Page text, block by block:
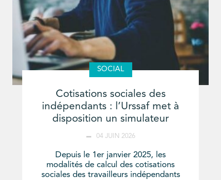
SOCIAL
Cotisations sociales des
indépendants : l’Urssaf met à
disposition un simulateur
04 JUIN 2026
Depuis le 1er janvier 2025, les
modalités de calcul des cotisations
sociales des travailleurs indépendants